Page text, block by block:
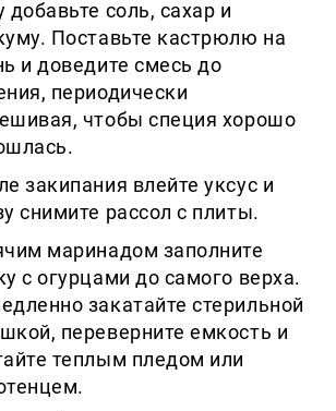
добавьте соль, сахар и
Поставьте кастрюлю на
и доведите смесь до
периодически
чтобы специя хорошо
закипания влейте уксус и
снимите рассол с плиты.
маринадом заполните
с огурцами до самого верха.
закатайте стерильной
переверните емкость и
теплым пледом или